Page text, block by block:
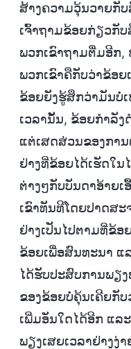
ສ້າງຄວາມວຸ້ນວາຍກັ
ເຈົ້າຖາມຂ້ອຍກ່ຽວກັບ
ພວກເຂົາຖາມຕື່ມອີກ,
ພວກເຂົາຄືກັບວ່າຂ້ອ
ຂ້ອຍຍັງຮູ້ສຶກວ່າມັນບໍ່
ເວລານັ້ນ, ຂ້ອຍກໍາລັ
ແຕ່ເສດສ່ວນຂອງກາ
ຢ່າງທີ່ຂ້ອຍໄດ້ເຮັດໃ
ຕ່າງໆກັບບັນດາອ້າຍ
ເຂົາທັນທີໂດຍປາດສ
ຢ່າງເປັນໄປຕາມທີ່ຂ້
ຂ້ອຍເພື່ອສົນທະນາ ແ
ໄດ້ຮັບປະສົບການພຽ
ຂອງຂ້ອຍບໍ່ຄຸ້ນເຄີຍກັ
ເພີ່ມອັນໃດໄດ້ອີກ ແລ
ພຽງເສຍເວລາຢ່າງ